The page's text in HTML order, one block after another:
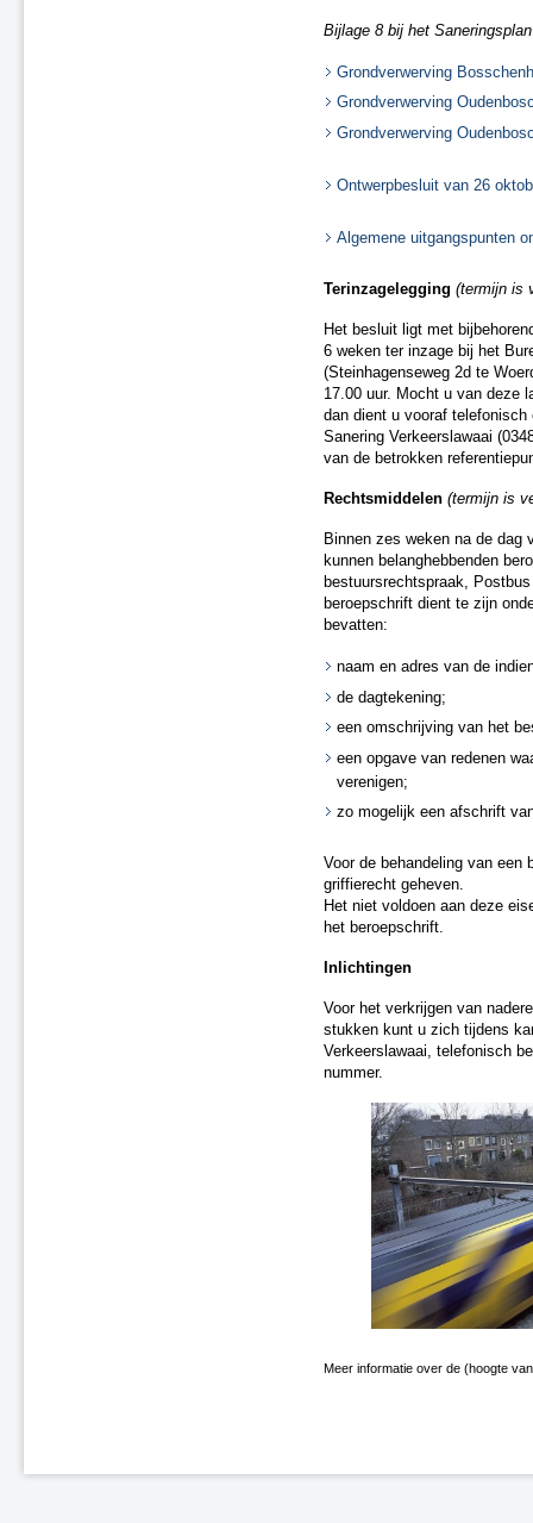
Bijlage 8 bij het Saneringsplan
Grondverwerving
Grondverwerving
Grondverwerving
Ontwerpbesluit van 26
Algemene uitgangspunten
Terinzagelegging (termijn is
Het besluit ligt met
6 weken ter inzage bij het
(Steinhagenseweg 2d te
17.00 uur. Mocht u van deze
dan dient u vooraf
Sanering Verkeerslawaai
van de betrokken
Rechtsmiddelen (termijn is
Binnen zes weken na de dag
kunnen belanghebbenden
bestuursrechtspraak,
beroepschrift dient te zijn
bevatten:
naam en adres van de
de dagtekening;
een omschrijving van het
een opgave van redenen
verenigen;
zo mogelijk een afschrift
Voor de behandeling van een
griffierecht geheven.
Het niet voldoen aan deze
het beroepschrift.
Inlichtingen
Voor het verkrijgen van
stukken kunt u zich tijdens
Verkeerslawaai, telefonisch
nummer.
Meer informatie over de (hoogte